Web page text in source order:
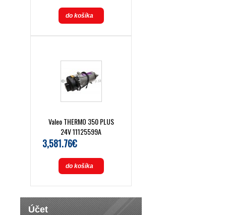
do košíka
Valeo THERMO 350 PLUS
24V 11125599A
3,581.76€
do košíka
Účet